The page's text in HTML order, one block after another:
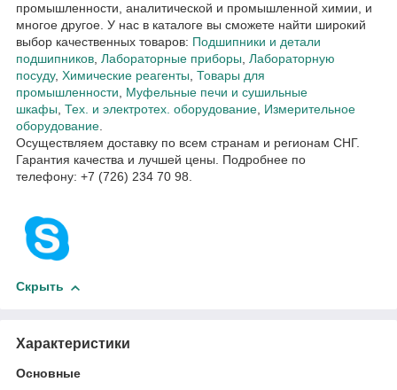
промышленности, аналитической и промышленной химии, и
многое другое. У нас в каталоге вы сможете найти широкий
выбор качественных товаров: Подшипники и детали
подшипников, Лабораторные приборы, Лабораторную
посуду, Химические реагенты, Товары для
промышленности, Муфельные печи и сушильные
шкафы, Тех. и электротех. оборудование, Измерительное
оборудование.
Осуществляем доставку по всем странам и регионам СНГ.
Гарантия качества и лучшей цены. Подробнее по
телефону: +7 (726) 234 70 98.
Скрыть
Характеристики
Основные